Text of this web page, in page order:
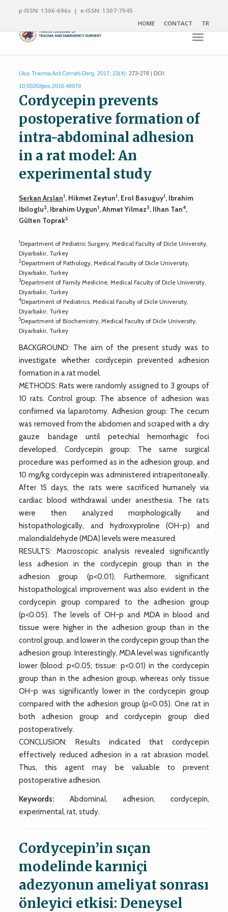
p-ISSN: 1306-696x | e-ISSN: 1307-7945
HOME
CONTACT TR
Toggle
Ulus Travma Acil Cerrahi Derg. 2017; 23(4): 273-278 | DOI:
10.5505/tjtes.2016.48979
Cordycepin prevents
postoperative formation of
intra-abdominal adhesion
in a rat model: An
experimental study
Serkan Arslan1, Hikmet Zeytun1, Erol Basuguy1, Ibrahim
Ibiloglu2, Ibrahim Uygun1, Ahmet Yilmaz3, Ilhan Tan4,
Gülten Toprak5
1Department of Pediatric Surgery, Medical Faculty of Dicle University,
Diyarbakir, Turkey
2Department of Pathology, Medical Faculty of Dicle University,
Diyarbakir, Turkey
3Department of Family Medicine, Medical Faculty of Dicle University,
Diyarbakir, Turkey
4Department of Pediatrics, Medical Faculty of Dicle University,
Diyarbakir, Turkey
5Department of Biochemistry, Medical Faculty of Dicle University,
Diyarbakir, Turkey
BACKGROUND: The aim of the present study was to
investigate whether cordycepin prevented adhesion
formation in a rat model.
METHODS: Rats were randomly assigned to 3 groups of
10 rats. Control group: The absence of adhesion was
confirmed via laparotomy. Adhesion group: The cecum
was removed from the abdomen and scraped with a dry
gauze bandage until petechial hemorrhagic foci
developed. Cordycepin group: The same surgical
procedure was performed as in the adhesion group, and
10 mg/kg cordycepin was administered intraperitoneally.
After 15 days, the rats were sacrificed humanely via
cardiac blood withdrawal under anesthesia. The rats
were then analyzed morphologically and
histopathologically, and hydroxyproline (OH-p) and
malondialdehyde (MDA) levels were measured.
RESULTS: Macroscopic analysis revealed significantly
less adhesion in the cordycepin group than in the
adhesion group (p<0.01). Furthermore, significant
histopathological improvement was also evident in the
cordycepin group compared to the adhesion group
(p<0.05). The levels of OH-p and MDA in blood and
tissue were higher in the adhesion group than in the
control group, and lower in the cordycepin group than the
adhesion group. Interestingly, MDA level was significantly
lower (blood: p<0.05; tissue: p<0.01) in the cordycepin
group than in the adhesion group, whereas only tissue
OH-p was significantly lower in the cordycepin group
compared with the adhesion group (p<0.05). One rat in
both adhesion group and cordycepin group died
postoperatively.
CONCLUSION: Results indicated that cordycepin
effectively reduced adhesion in a rat abrasion model.
Thus, this agent may be valuable to prevent
postoperative adhesion.
Keywords: Abdominal, adhesion, cordycepin,
experimental, rat, study.
Cordycepin’in sıçan
modelinde karıniçi
adezyonun ameliyat sonrası
önleyici etkisi: Deneysel